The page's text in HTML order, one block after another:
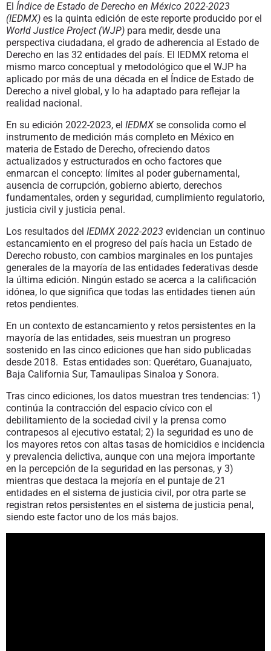
El Índice de Estado de Derecho en México 2022-2023
(IEDMX) es la quinta edición de este reporte producido por el
World Justice Project (WJP) para medir, desde una
perspectiva ciudadana, el grado de adherencia al Estado de
Derecho en las 32 entidades del país. El IEDMX retoma el
mismo marco conceptual y metodológico que el WJP ha
aplicado por más de una década en el Índice de Estado de
Derecho a nivel global, y lo ha adaptado para reflejar la
realidad nacional.
En su edición 2022-2023, el IEDMX se consolida como el
instrumento de medición más completo en México en
materia de Estado de Derecho, ofreciendo datos
actualizados y estructurados en ocho factores que
enmarcan el concepto: límites al poder gubernamental,
ausencia de corrupción, gobierno abierto, derechos
fundamentales, orden y seguridad, cumplimiento regulatorio,
justicia civil y justicia penal.
Los resultados del IEDMX 2022-2023 evidencian un continuo
estancamiento en el progreso del país hacia un Estado de
Derecho robusto, con cambios marginales en los puntajes
generales de la mayoría de las entidades federativas desde
la última edición. Ningún estado se acerca a la calificación
idónea, lo que significa que todas las entidades tienen aún
retos pendientes.
En un contexto de estancamiento y retos persistentes en la
mayoría de las entidades, seis muestran un progreso
sostenido en las cinco ediciones que han sido publicadas
desde 2018. Estas entidades son: Querétaro, Guanajuato,
Baja California Sur, Tamaulipas Sinaloa y Sonora.
Tras cinco ediciones, los datos muestran tres tendencias: 1)
continúa la contracción del espacio cívico con el
debilitamiento de la sociedad civil y la prensa como
contrapesos al ejecutivo estatal; 2) la seguridad es uno de
los mayores retos con altas tasas de homicidios e incidencia
y prevalencia delictiva, aunque con una mejora importante
en la percepción de la seguridad en las personas, y 3)
mientras que destaca la mejoría en el puntaje de 21
entidades en el sistema de justicia civil, por otra parte se
registran retos persistentes en el sistema de justicia penal,
siendo este factor uno de los más bajos.